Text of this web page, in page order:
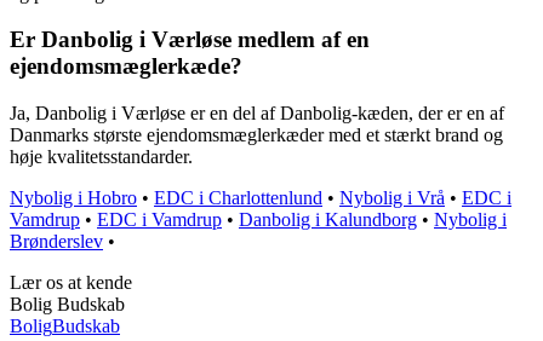
Er Danbolig i Værløse medlem af en
ejendomsmæglerkæde?
Ja, Danbolig i Værløse er en del af Danbolig-kæden, der er en af
Danmarks største ejendomsmæglerkæder med et stærkt brand og
høje kvalitetsstandarder.
Nybolig i Hobro • EDC i Charlottenlund • Nybolig i Vrå • EDC i
Vamdrup • EDC i Vamdrup • Danbolig i Kalundborg • Nybolig i
Brønderslev •
Lær os at kende
Bolig Budskab
BoligBudskab